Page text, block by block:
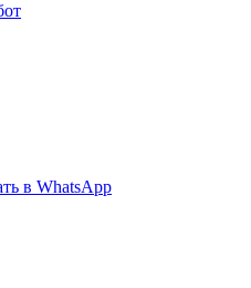
в WhatsApp